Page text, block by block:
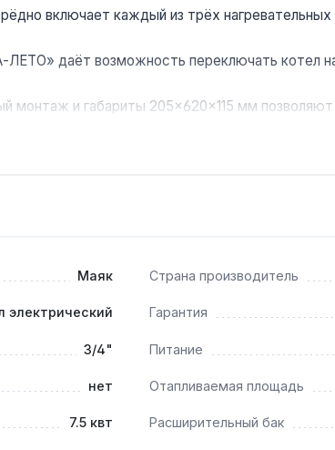
включает каждый из трёх
даёт возможность переключать котел
монтаж и габариты 205×620×115 мм
помещений площадью до 70 м² с
что позволяет поддерживать заданную
Маяк Страна производитель
электрический Гарантия
3/4" Питание
нет Отапливаемая площадь
7.5 квт Расширительный бак